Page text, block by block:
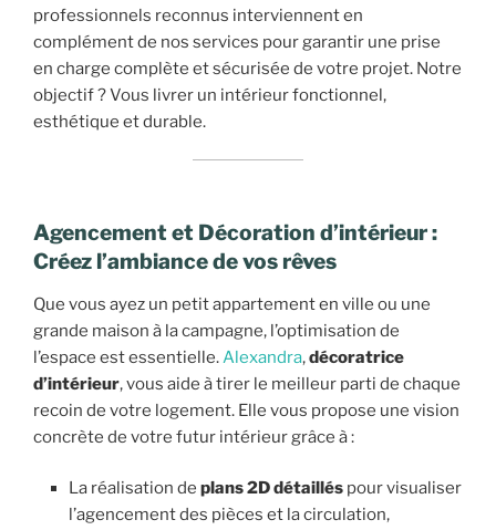
professionnels reconnus interviennent en
complément de nos services pour garantir une prise
en charge complète et sécurisée de votre projet. Notre
objectif ? Vous livrer un intérieur fonctionnel,
esthétique et durable.
Agencement et Décoration d’intérieur :
Créez l’ambiance de vos rêves
Que vous ayez un petit appartement en ville ou une
grande maison à la campagne, l’optimisation de
l’espace est essentielle.Alexandra,décoratrice
d’intérieur, vous aide à tirer le meilleur parti de chaque
recoin de votre logement. Elle vous propose une vision
concrète de votre futur intérieur grâce à :
La réalisation de plans 2D détaillés pour visualiser
l’agencement des pièces et la circulation,